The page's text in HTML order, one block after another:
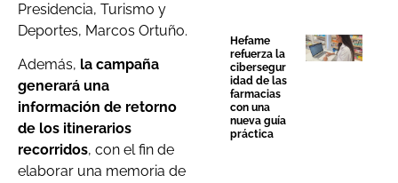
Presidencia, Turismo y
Deportes, Marcos Ortuño.
Además, la campaña
generará una
información de retorno
de los itinerarios
recorridos, con el fin de
elaborar una memoria de
Hefame
refuerza la
cibersegur
idad de las
farmacias
con una
nueva guía
práctica